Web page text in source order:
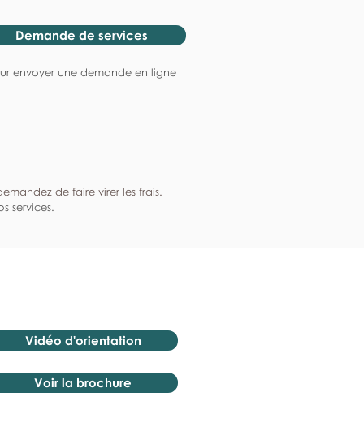
Demande de services
envoyer une demande en ligne
de faire virer les frais.
services.
Vidéo d'orientation
Voir la brochure